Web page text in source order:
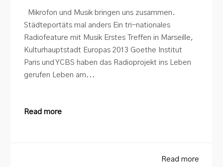
Mikrofon und Musik bringen uns zusammen.
Städteportäts mal anders Ein tri-nationales
Radiofeature mit Musik Erstes Treffen in Marseille,
Kulturhauptstadt Europas 2013 Goethe Institut
Paris und YCBS haben das Radioprojekt ins Leben
gerufen Leben am...
Read more
Read more